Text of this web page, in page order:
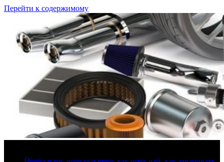
Перейти к содержимому